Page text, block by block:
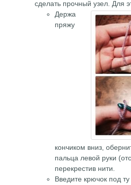
сделать прочный узел. Для
Держа
пряжу
кончиком вниз,
пальца левой руки
перекрестив нити.
Введите крючок под